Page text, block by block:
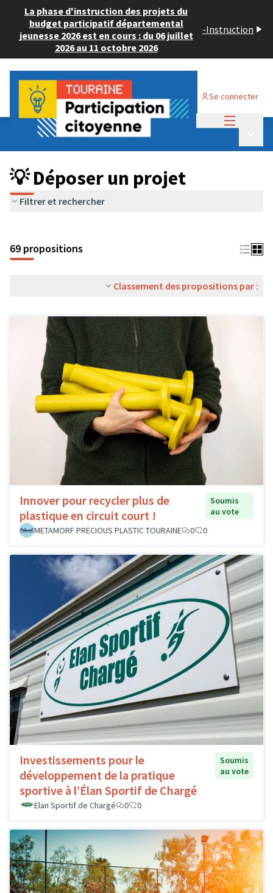
La phase d'instruction des projets du
budget participatif départemental
jeunesse 2026 est en cours : du 06 juillet
2026 au 11 octobre 2026
-Instruction
Se connecter
Budget Participatif ADULTE 2024
💡 Déposer un projet
💡 Déposer un projet
Filtrer et rechercher
69 propositions
Classement des propositions par :
Innover pour recycler plus de
plastique en circuit court !
Soumis
au vote
METAMORF PRECIOUS PLASTIC TOURAINE
0 0
Investissements pour le
développement de la pratique
sportive à l’Élan Sportif de Chargé
Soumis
au vote
Elan Sportif de Chargé 0 0